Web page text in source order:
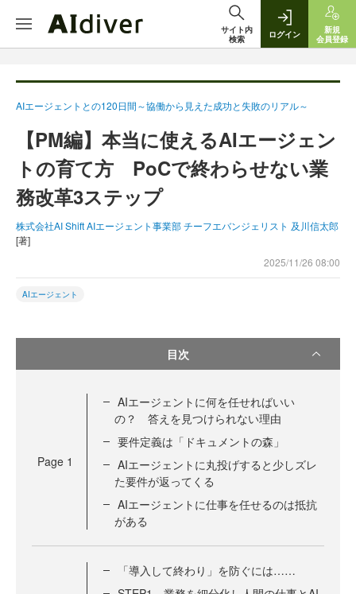
サイト内
検索
ログイン
新規
会員登録
AIエージェントとの120日間～協働から見えた成功と失敗のリアル～
【PM編】本当に使えるAIエージェン
トの育て方 PoCで終わらせない業
務改革3ステップ
株式会社AI Shift AIエージェント事業部 チーフエバンジェリスト 及川信太郎
[著]
2025/11/26 08:00
AIエージェント
目次
Page 1
AIエージェントに何を任せればいい
の？ 答えを見つけられない理由
要件定義は「ドキュメントの森」
AIエージェントに丸投げすると少しズレ
た要件が返ってくる
AIエージェントに仕事を任せるのは抵抗
がある
「導入して終わり」を防ぐには……